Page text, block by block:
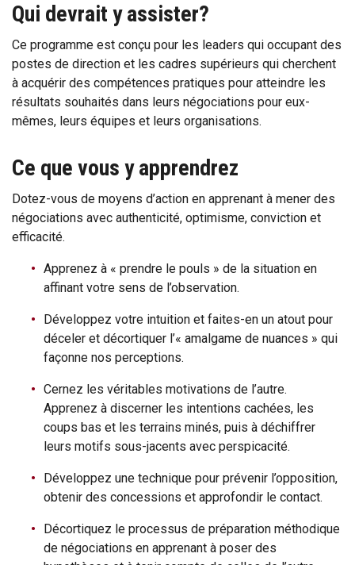
Qui devrait y assister?
Ce programme est conçu pour les leaders qui occupant des
postes de direction et les cadres supérieurs qui cherchent
à acquérir des compétences pratiques pour atteindre les
résultats souhaités dans leurs négociations pour eux-
mêmes, leurs équipes et leurs organisations.
Ce que vous y apprendrez
Dotez-vous de moyens d’action en apprenant à mener des
négociations avec authenticité, optimisme, conviction et
efficacité.
Apprenez à « prendre le pouls » de la situation en
affinant votre sens de l’observation.
Développez votre intuition et faites-en un atout pour
déceler et décortiquer l’« amalgame de nuances » qui
façonne nos perceptions.
Cernez les véritables motivations de l’autre.
Apprenez à discerner les intentions cachées, les
coups bas et les terrains minés, puis à déchiffrer
leurs motifs sous-jacents avec perspicacité.
Développez une technique pour prévenir l’opposition,
obtenir des concessions et approfondir le contact.
Décortiquez le processus de préparation méthodique
de négociations en apprenant à poser des